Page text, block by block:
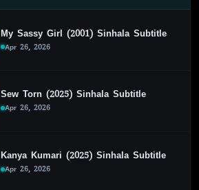
My Sassy Girl (2001) Sinhala Subtitle
Apr 26, 2026
Sew Torn (2025) Sinhala Subtitle
Apr 26, 2026
Kanya Kumari (2025) Sinhala Subtitle
Apr 26, 2026